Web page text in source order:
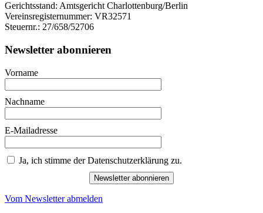
Gerichtsstand: Amtsgericht Charlottenburg/Berlin
Vereinsregisternummer: VR32571
Steuernr.: 27/658/52706
Newsletter abonnieren
Vorname
Nachname
E-Mailadresse
Ja, ich stimme der Datenschutzerklärung zu.
Newsletter abonnieren
Vom Newsletter abmelden